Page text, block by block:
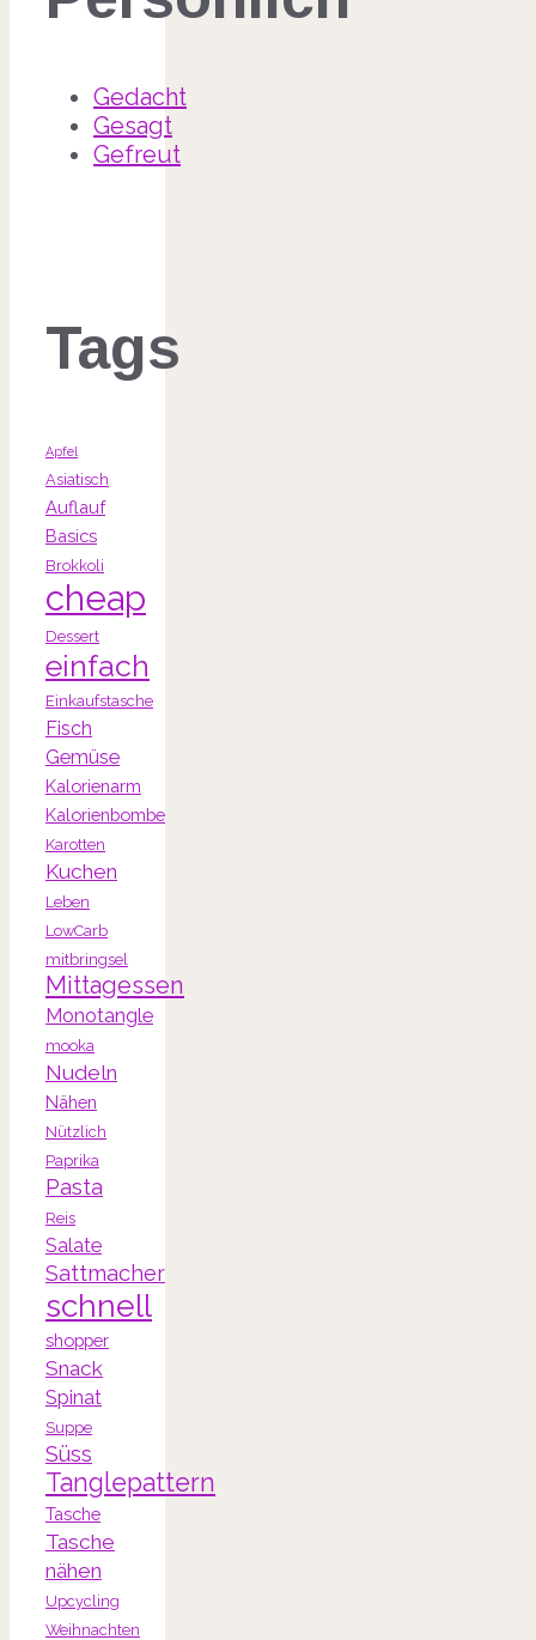
Gedacht
Gesagt
Gefreut
Tags
Apfel
Asiatisch
Auflauf
Basics
Brokkoli
cheap
Dessert
einfach
Einkaufstasche
Fisch
Gemüse
Kalorienarm
Kalorienbombe
Karotten
Kuchen
Leben
LowCarb
mitbringsel
Mittagessen
Monotangle
mooka
Nudeln
Nähen
Nützlich
Paprika
Pasta
Reis
Salate
Sattmacher
schnell
shopper
Snack
Spinat
Suppe
Süss
Tanglepattern
Tasche
Tasche
nähen
Upcycling
Weihnachten